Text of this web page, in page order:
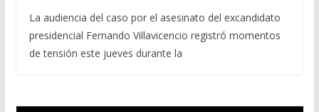
La audiencia del caso por el asesinato del excandidato
presidencial Fernando Villavicencio registró momentos
de tensión este jueves durante la